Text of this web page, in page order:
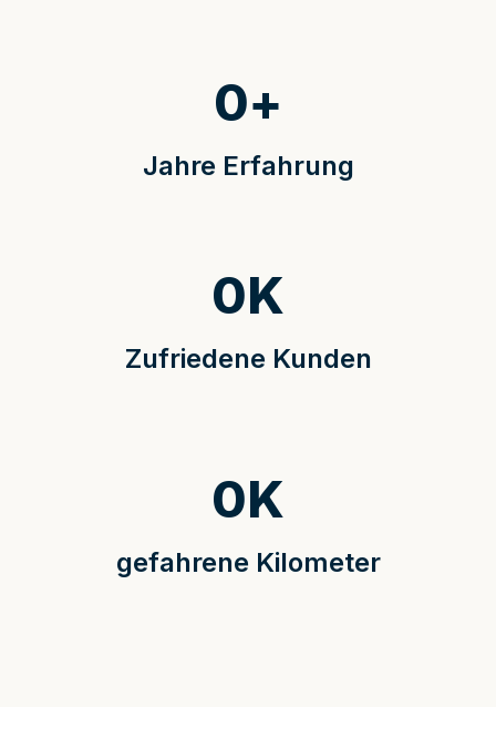
Jahre Erfahrung
0+
Zufriedene Kunden
0K
gefahrene Kilometer
0K